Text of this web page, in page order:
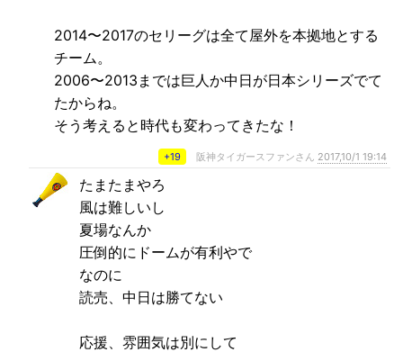
2014〜2017のセリーグは全て屋外を本拠地とする
チーム。
2006〜2013までは巨人か中日が日本シリーズでて
たからね。
そう考えると時代も変わってきたな！
+19 阪神タイガースファンさん 2017,10/1 19:14
たまたまやろ
風は難しいし
夏場なんか
圧倒的にドームが有利やで
なのに
読売、中日は勝てない
応援、雰囲気は別にして